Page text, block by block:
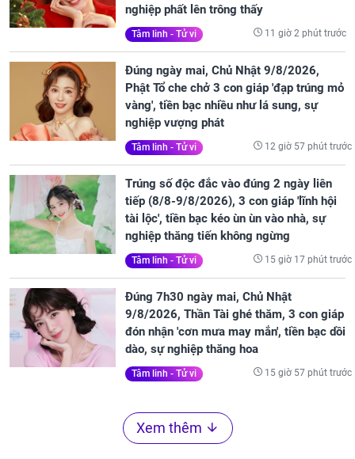
nghiệp phất lên trông thấy
Tâm linh - Tử vi 11 giờ 2 phút trước
Đúng ngày mai, Chủ Nhật 9/8/2026,
Phật Tổ che chở 3 con giáp 'đạp trúng mỏ
vàng', tiền bạc nhiều như lá sung, sự
nghiệp vượng phát
Tâm linh - Tử vi 12 giờ 57 phút trước
Trúng số độc đắc vào đúng 2 ngày liên
tiếp (8/8-9/8/2026), 3 con giáp 'lĩnh hội
tài lộc', tiền bạc kéo ùn ùn vào nhà, sự
nghiệp thăng tiến không ngừng
Tâm linh - Tử vi 15 giờ 17 phút trước
Đúng 7h30 ngày mai, Chủ Nhật
9/8/2026, Thần Tài ghé thăm, 3 con giáp
đón nhận 'cơn mưa may mắn', tiền bạc dồi
dào, sự nghiệp thăng hoa
Tâm linh - Tử vi 15 giờ 57 phút trước
Xem thêm